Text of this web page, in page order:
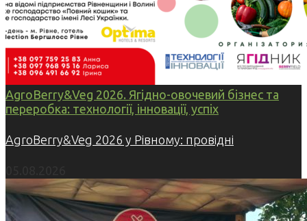
AgroBerry&Veg 2026. Ягідно-овочевий бізнес та
переробка: технології, інновації, успіх
AgroBerry&Veg 2026 у Рівному: провідні